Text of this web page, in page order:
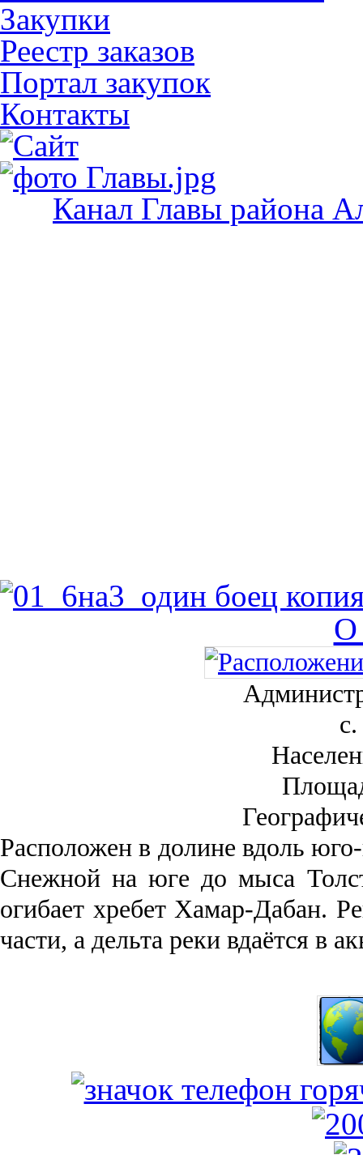
Закупки
Реестр заказов
Портал закупок
Контакты
Канал Главы района
О
Рас­положен в долине вдоль
Снежной на юге до мыса
огибает хребет Хамар-Дабан.
части, а дельта реки вда­ётся в